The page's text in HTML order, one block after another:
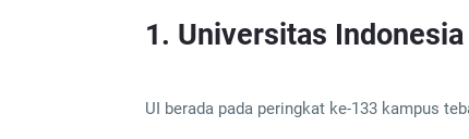
1. Universitas Indonesia
UI berada pada peringkat ke-133 kampus